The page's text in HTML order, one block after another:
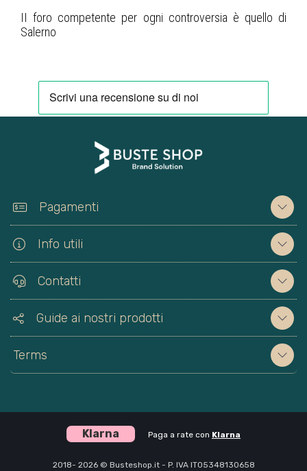
II foro competente per ogni controversia è quello di
Salerno
Pagamenti
Info utili
Contatti
Guide ai nostri prodotti
Terms
Klarna Paga a rate con Klarna
2018- 2026 © Busteshop.it - P. IVA IT05348130658